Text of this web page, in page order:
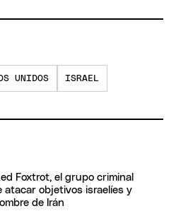
UNIDOS ISRAEL
Foxtrot, el grupo criminal
atacar objetivos israelíes y
de Irán